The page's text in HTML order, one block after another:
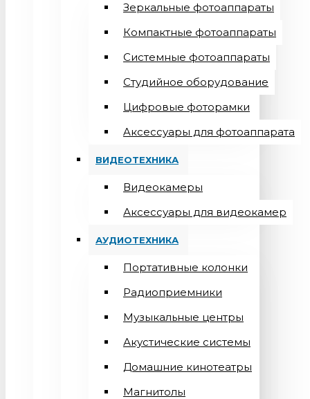
Зеркальные фотоаппараты
Компактные фотоаппараты
Системные фотоаппараты
Студийное оборудование
Цифровые фоторамки
Aксессуары для фотоаппарата
ВИДЕОТЕХНИКА
Видеокамеры
Аксессуары для видеокамер
АУДИОТЕХНИКА
Портативные колонки
Радиоприемники
Музыкальные центры
Акустические системы
Домашние кинотеатры
Магнитолы